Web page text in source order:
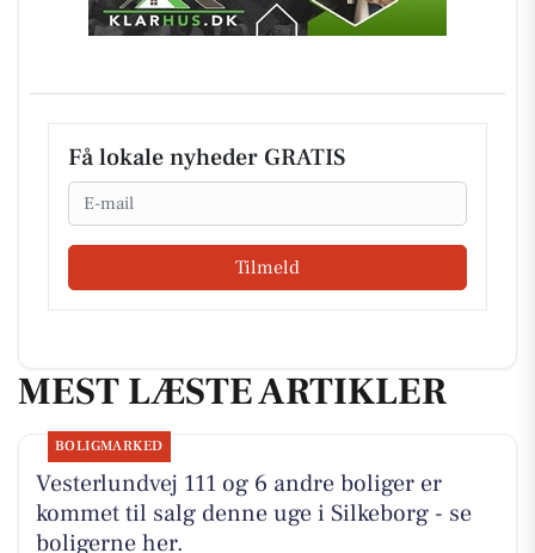
Få lokale nyheder GRATIS
Email
Tilmeld
MEST LÆSTE ARTIKLER
BOLIGMARKED
Vesterlundvej 111 og 6 andre boliger er
kommet til salg denne uge i Silkeborg - se
boligerne her.